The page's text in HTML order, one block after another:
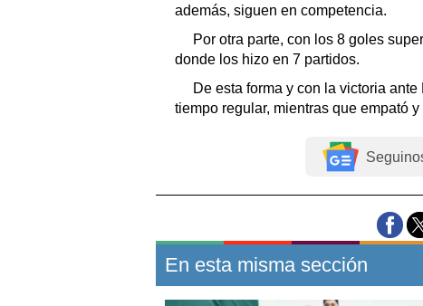
además, siguen en competencia.
Por otra parte, con los 8 goles
donde los hizo en 7 partidos.
De esta forma y con la victoria
tiempo regular, mientras que empató y
En esta misma sección